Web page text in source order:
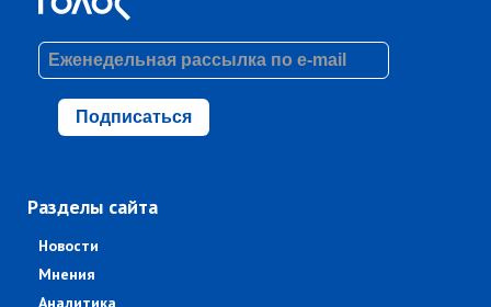
Подписаться
Разделы сайта
Новости
Мнения
Аналитика